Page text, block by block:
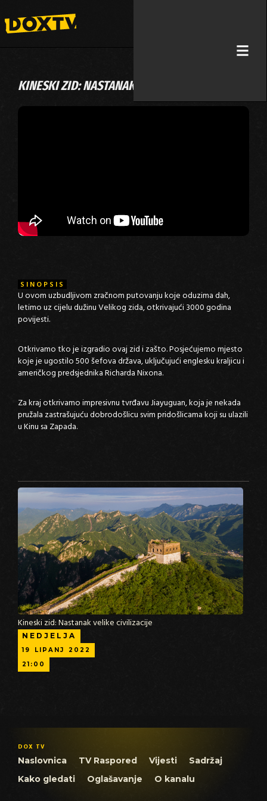
KINESKI ZID: NASTANAK VELIKE CIVILIZACIJE
SINOPSIS
U ovom uzbudljivom zračnom putovanju koje oduzima dah,
letimo uz cijelu dužinu Velikog zida, otkrivajući 3000 godina
povijesti.
Otkrivamo tko je izgradio ovaj zid i zašto. Posjećujemo mjesto
koje je ugostilo 500 šefova država, uključujući englesku kraljicu i
američkog predsjednika Richarda Nixona.
Za kraj otkrivamo impresivnu tvrđavu Jiayuguan, koja je nekada
pružala zastrašujuću dobrodošlicu svim pridošlicama koji su ulazili
u Kinu sa Zapada.
Kineski zid: Nastanak velike civilizacije
NEDJELJA
19 LIPANJ
2022
21:00
DOX TV
Naslovnica TV Raspored Vijesti
Sadržaj
Kako gledati
Oglašavanje O kanalu